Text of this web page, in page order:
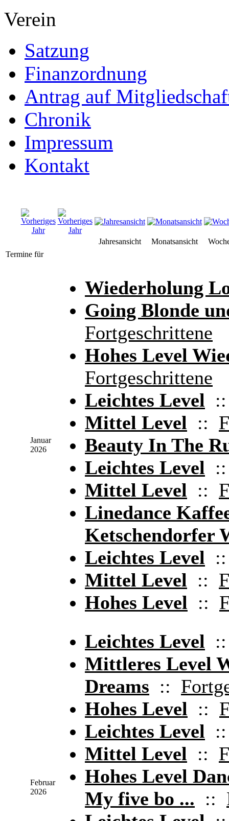
Verein
Satzung
Finanzordnung
Antrag auf
Chronik
Impressum
Kontakt
Jahresansicht Monatsansicht
Termine für
Januar
2026
Wiederholung
Going Blonde
Fortgeschrittene
Hohes Level
Fortgeschrittene
Leichtes Level
Mittel Level ::
Beauty In The
Leichtes Level
Mittel Level ::
Linedance
Ketschendorfer
Leichtes Level
Mittel Level ::
Hohes Level ::
Februar
2026
Leichtes Level
Mittleres Level
Dreams ::
Hohes Level ::
Leichtes Level
Mittel Level ::
Hohes Level
My five bo ... ::